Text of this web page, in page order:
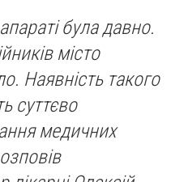
була давно.
місто
Наявність такого
суттєво
медичних